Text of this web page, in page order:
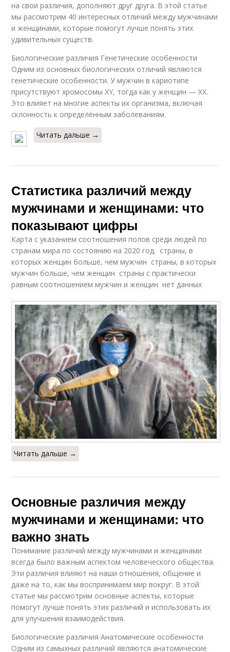
на свои различия, дополняют друг друга. В этой статье
мы рассмотрим 40 интересных отличий между мужчинами
и женщинами, которые помогут лучше понять этих
удивительных существ.
Биологические различия Генетические особенности
Одним из основных биологических отличий являются
генетические особенности. У мужчин в кариотипе
присутствуют хромосомы XY, тогда как у женщин — XX.
Это влияет на многие аспекты их организма, включая
склонность к определённым заболеваниям.
Читать дальше →
Статистика различий между
мужчинами и женщинами: что
показывают цифры
Карта с указанием соотношения полов среди людей по
странам мира по состоянию на 2020 год. страны, в
которых женщин больше, чем мужчин страны, в которых
мужчин больше, чем женщин страны с практически
равным соотношением мужчин и женщин нет данных
Читать дальше →
Основные различия между
мужчинами и женщинами: что
важно знать
Понимание различий между мужчинами и женщинами
всегда было важным аспектом человеческого общества.
Эти различия влияют на наши отношения, общение и
даже на то, как мы воспринимаем мир вокруг. В этой
статье мы рассмотрим основные аспекты, которые
помогут лучше понять этих различий и использовать их
для улучшения взаимодействия.
Биологические различия Анатомические особенности
Одним из самыхных различий являются анатомические